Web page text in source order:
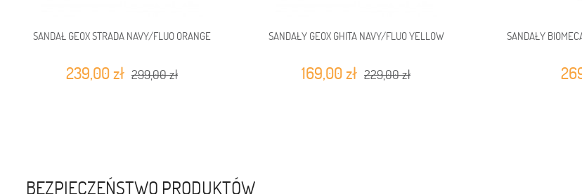
SANDAŁ GEOX STRADA NAVY/FLUO ORANGE
239,00 zł 299,00 zł
SANDAŁY GEOX GHITA NAVY/FLUO YELLOW
169,00 zł 229,00 zł
SANDAŁY
BEZPIECZEŃSTWO PRODUKTÓW